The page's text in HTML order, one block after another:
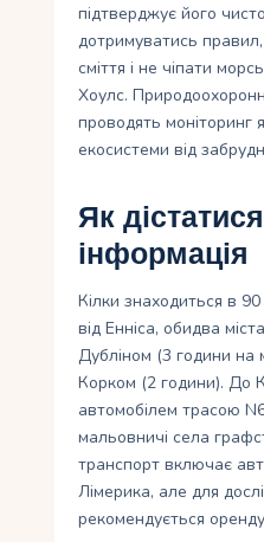
підтверджує його
дотримуватись
сміття і не чіпати
Хоулс.
проводять моніторинг
екосистеми від
Як
інформація
Кілки знаходиться в
від Енніса, обидва
Дубліном (3 години на
Корком (2 години). До
автомобілем трасою
мальовничі села
транспорт включає
Лімерика, але для
рекомендується